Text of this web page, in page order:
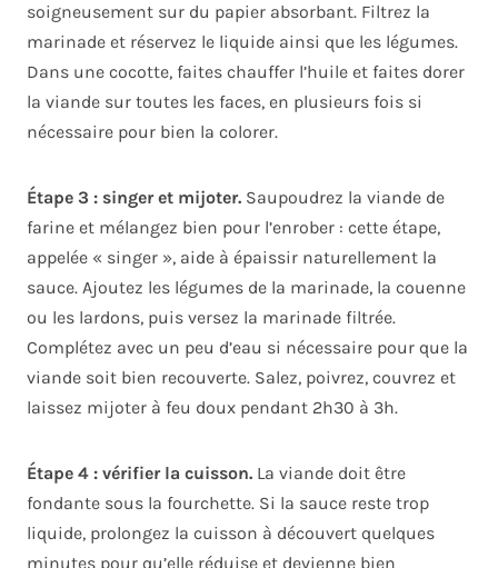
soigneusement sur du papier absorbant. Filtrez la
marinade et réservez le liquide ainsi que les légumes.
Dans une cocotte, faites chauffer l’huile et faites dorer
la viande sur toutes les faces, en plusieurs fois si
nécessaire pour bien la colorer.
Étape 3 : singer et mijoter. Saupoudrez la viande de
farine et mélangez bien pour l’enrober : cette étape,
appelée « singer », aide à épaissir naturellement la
sauce. Ajoutez les légumes de la marinade, la couenne
ou les lardons, puis versez la marinade filtrée.
Complétez avec un peu d’eau si nécessaire pour que la
viande soit bien recouverte. Salez, poivrez, couvrez et
laissez mijoter à feu doux pendant 2h30 à 3h.
Étape 4 : vérifier la cuisson. La viande doit être
fondante sous la fourchette. Si la sauce reste trop
liquide, prolongez la cuisson à découvert quelques
minutes pour qu’elle réduise et devienne bien